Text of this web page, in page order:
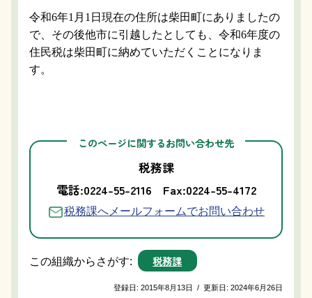
令和6年1月1日現在の住所は柴田町にありましたの
で、その後他市に引越したとしても、令和6年度の
住民税は柴田町に納めていただくことになりま
す。
このページに関するお問い合わせ先
税務課
電話:0224-55-2116
Fax:0224-55-4172
税務課へメールフォームでお問い合わせ
この組織からさがす: 税務課
登録日:2015年8月13日 / 更新日:2024年6月26日